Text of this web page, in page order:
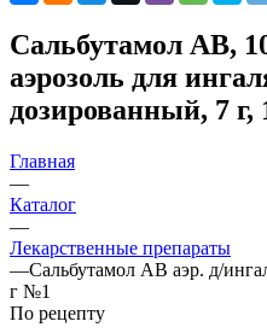
Сальбутамол АВ,
аэрозоль для
дозированный, 7 г,
Главная
—
Каталог
—
Лекарственные препараты
—Сальбутамол АВ аэр. д/
г №1
По рецепту